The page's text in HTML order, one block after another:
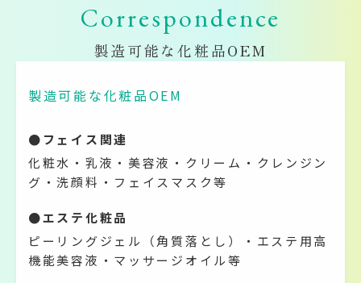
Correspondence
製造可能な化粧品OEM
製造可能な化粧品OEM
●フェイス関連
化粧水・乳液・美容液・クリーム・クレンジン
グ・洗顔料・フェイスマスク等
●エステ化粧品
ピーリングジェル（角質落とし）・エステ用高
機能美容液・マッサージオイル等